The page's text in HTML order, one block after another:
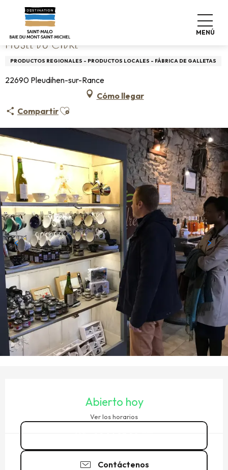
contenu
principal
MENÚ
Home Musée du cidre
MUSÉE DU CIDRE
PRODUCTOS REGIONALES - PRODUCTOS LOCALES - FÁBRICA DE GALLETAS
22690 Pleudihen-sur-Rance
Cómo llegar
CompartirAjouter aux favoris
Abierto hoy
Ver los horarios
Contáctenos